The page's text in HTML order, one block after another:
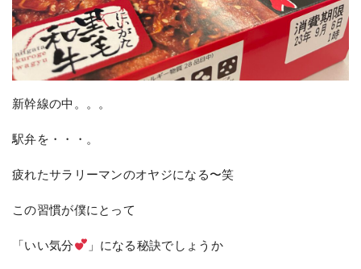
新幹線の中。。。
駅弁を・・・。
疲れたサラリーマンのオヤジになる〜笑
この習慣が僕にとって
「いい気分 」になる秘訣でしょうか